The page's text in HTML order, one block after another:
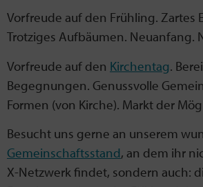
Vorfreude auf den Frühling. Zartes
Trotziges Aufbäumen. Neuanfang.
Vorfreude auf den Kirchentag.
Begegnungen. Genussvolle
Formen (von Kirche). Markt der
Besucht uns gerne an unserem
Gemeinschaftsstand, an dem ihr
X-Netzwerk findet, sondern auch: